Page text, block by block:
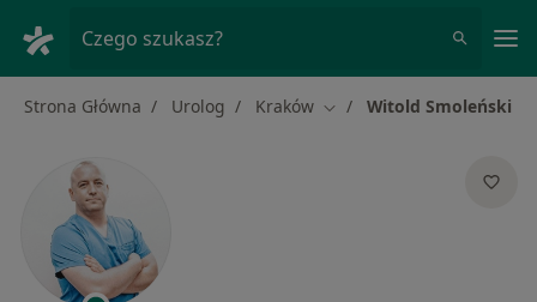
Czego szukasz?
Strona Główna Urolog Kraków Zmień miasto
Witold Smoleński